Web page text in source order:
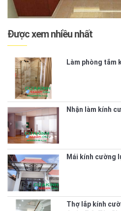
Được xem nhiều nhất
Làm phòng tắm
Nhận làm kính
Mái kính cường
Thợ lắp kính